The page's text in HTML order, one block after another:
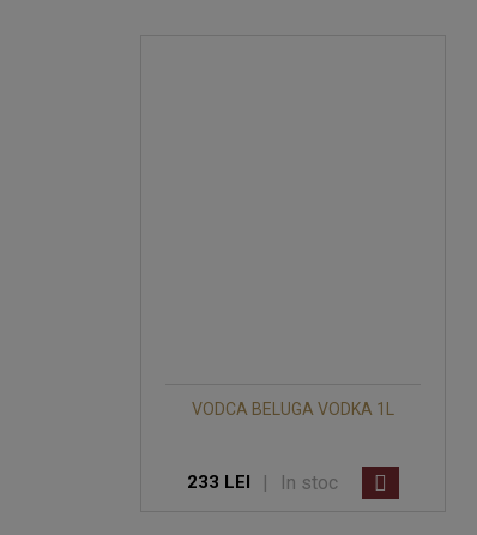
VODCA BELUGA VODKA 1L
233 LEI | In stoc